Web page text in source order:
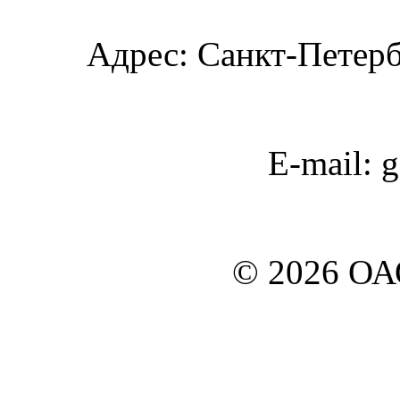
Адрес: Санкт-
E-mail:
© 2026